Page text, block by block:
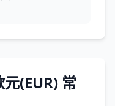
(EUR) 常